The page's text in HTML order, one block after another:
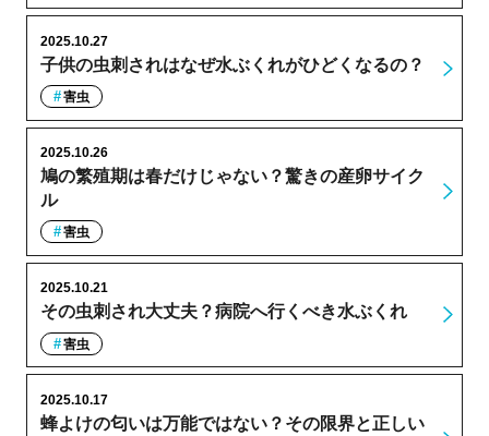
子供の虫刺されはなぜ水ぶくれがひどくなるの？
2025.10.27
害虫
鳩の繁殖期は春だけじゃない？驚きの産卵サイク
ル
2025.10.26
害虫
その虫刺され大丈夫？病院へ行くべき水ぶくれ
2025.10.21
害虫
蜂よけの匂いは万能ではない？その限界と正しい
2025.10.17